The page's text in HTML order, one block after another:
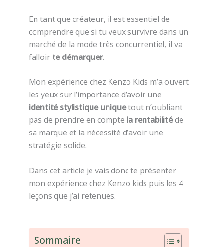
En tant que créateur, il est essentiel de
comprendre que si tu veux survivre dans un
marché de la mode très concurrentiel, il va
falloir te démarquer.
Mon expérience chez Kenzo Kids m’a ouvert
les yeux sur l’importance d’avoir une
identité stylistique uniquetout n’oubliant
pas de prendre en compte la rentabilitéde
sa marque et la nécessité d’avoir une
stratégie solide.
Dans cet article je vais donc te présenter
mon expérience chez Kenzo kids puis les 4
leçons que j’ai retenues.
Sommaire